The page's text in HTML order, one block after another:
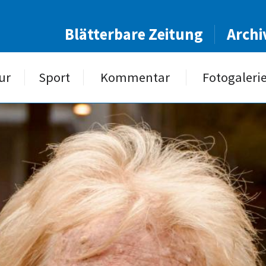
Blätterbare Zeitung
Sport Kommentar